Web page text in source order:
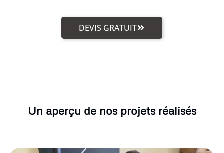
DEVIS GRATUIT
Un aperçu de nos projets réalisés